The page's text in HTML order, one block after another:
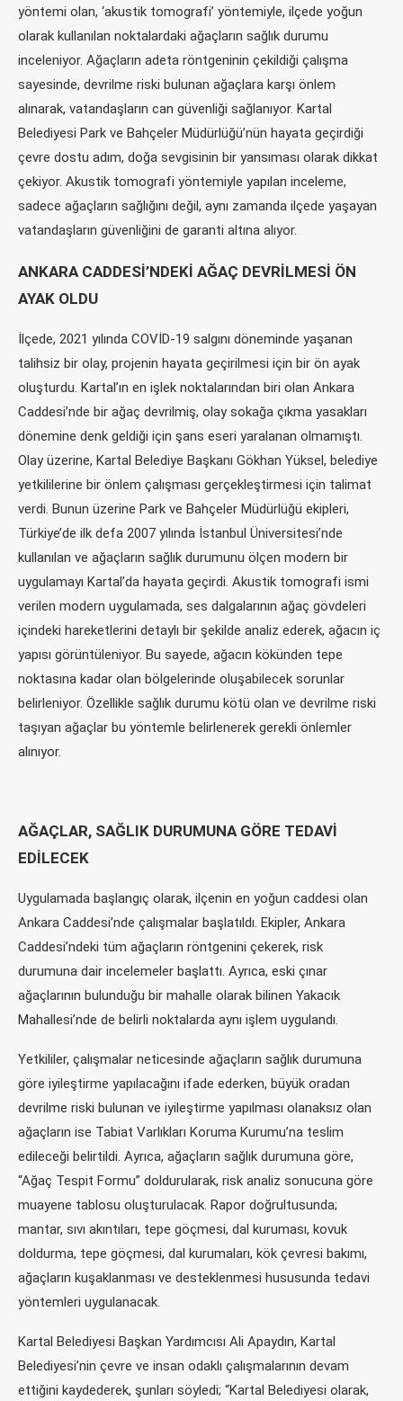
yöntemi olan, ‘akustik tomografi’ yöntemiyle, ilçede yoğun
olarak kullanılan noktalardaki ağaçların sağlık durumu
inceleniyor. Ağaçların adeta röntgeninin çekildiği çalışma
sayesinde, devrilme riski bulunan ağaçlara karşı önlem
alınarak, vatandaşların can güvenliği sağlanıyor. Kartal
Belediyesi Park ve Bahçeler Müdürlüğü’nün hayata geçirdiği
çevre dostu adım, doğa sevgisinin bir yansıması olarak dikkat
çekiyor. Akustik tomografi yöntemiyle yapılan inceleme,
sadece ağaçların sağlığını değil, aynı zamanda ilçede yaşayan
vatandaşların güvenliğini de garanti altına alıyor.
ANKARA CADDESİ’NDEKİ AĞAÇ DEVRİLMESİ ÖN
AYAK OLDU
İlçede, 2021 yılında COVİD-19 salgını döneminde yaşanan
talihsiz bir olay, projenin hayata geçirilmesi için bir ön ayak
oluşturdu. Kartal’ın en işlek noktalarından biri olan Ankara
Caddesi’nde bir ağaç devrilmiş, olay sokağa çıkma yasakları
dönemine denk geldiği için şans eseri yaralanan olmamıştı.
Olay üzerine, Kartal Belediye Başkanı Gökhan Yüksel, belediye
yetkililerine bir önlem çalışması gerçekleştirmesi için talimat
verdi. Bunun üzerine Park ve Bahçeler Müdürlüğü ekipleri,
Türkiye’de ilk defa 2007 yılında İstanbul Üniversitesi’nde
kullanılan ve ağaçların sağlık durumunu ölçen modern bir
uygulamayı Kartal’da hayata geçirdi. Akustik tomografi ismi
verilen modern uygulamada, ses dalgalarının ağaç gövdeleri
içindeki hareketlerini detaylı bir şekilde analiz ederek, ağacın iç
yapısı görüntüleniyor. Bu sayede, ağacın kökünden tepe
noktasına kadar olan bölgelerinde oluşabilecek sorunlar
belirleniyor. Özellikle sağlık durumu kötü olan ve devrilme riski
taşıyan ağaçlar bu yöntemle belirlenerek gerekli önlemler
alınıyor.
AĞAÇLAR, SAĞLIK DURUMUNA GÖRE TEDAVİ
EDİLECEK
Uygulamada başlangıç olarak, ilçenin en yoğun caddesi olan
Ankara Caddesi’nde çalışmalar başlatıldı. Ekipler, Ankara
Caddesi’ndeki tüm ağaçların röntgenini çekerek, risk
durumuna dair incelemeler başlattı. Ayrıca, eski çınar
ağaçlarının bulunduğu bir mahalle olarak bilinen Yakacık
Mahallesi’nde de belirli noktalarda aynı işlem uygulandı.
Yetkililer, çalışmalar neticesinde ağaçların sağlık durumuna
göre iyileştirme yapılacağını ifade ederken, büyük oradan
devrilme riski bulunan ve iyileştirme yapılması olanaksız olan
ağaçların ise Tabiat Varlıkları Koruma Kurumu’na teslim
edileceği belirtildi. Ayrıca, ağaçların sağlık durumuna göre,
“Ağaç Tespit Formu” doldurularak, risk analiz sonucuna göre
muayene tablosu oluşturulacak. Rapor doğrultusunda;
mantar, sıvı akıntıları, tepe göçmesi, dal kuruması, kovuk
doldurma, tepe göçmesi, dal kurumaları, kök çevresi bakımı,
ağaçların kuşaklanması ve desteklenmesi hususunda tedavi
yöntemleri uygulanacak.
Kartal Belediyesi Başkan Yardımcısı Ali Apaydın, Kartal
Belediyesi’nin çevre ve insan odaklı çalışmalarının devam
ettiğini kaydederek, şunları söyledi; “Kartal Belediyesi olarak,